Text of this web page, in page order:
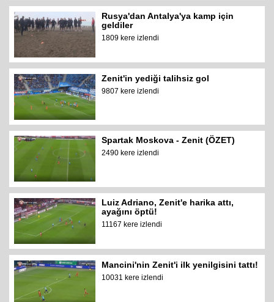
Rusya'dan Antalya'ya kamp için
geldiler
1809 kere izlendi
Zenit'in yediği talihsiz gol
9807 kere izlendi
Spartak Moskova - Zenit (ÖZET)
2490 kere izlendi
Luiz Adriano, Zenit'e harika attı,
ayağını öptü!
11167 kere izlendi
Mancini'nin Zenit'i ilk yenilgisini tattı!
10031 kere izlendi